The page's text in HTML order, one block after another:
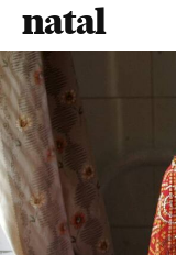
natal